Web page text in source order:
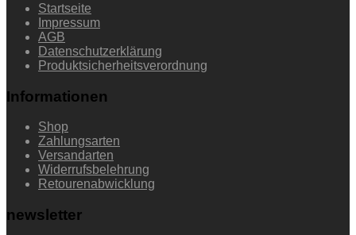
Startseite
Impressum
AGB
Datenschutzerklärung
Produktsicherheitsverordnung
Informationen
Shop
Zahlungsarten
Versandarten
Widerrufsbelehrung
Retourenabwicklung
newsletter